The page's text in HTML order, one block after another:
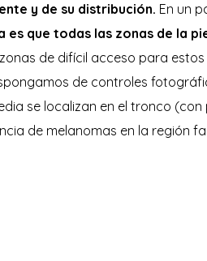
y de su distribución. En un
es que todas las zonas de la
de difícil acceso para
de controles
se localizan en el tronco
de melanomas en la región